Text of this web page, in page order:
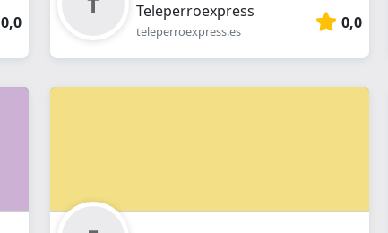
0,0
Teleperroexpress
teleperroexpress.es 0,0